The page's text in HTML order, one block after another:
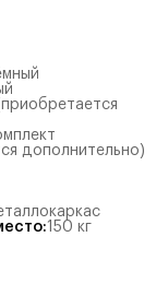
дополнительно)
:150 кг